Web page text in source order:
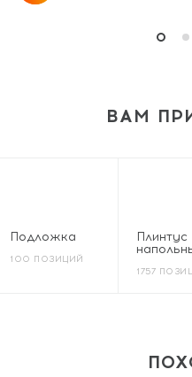
ВАМ
Подложка
100 ПОЗИЦИЙ
Плинтус
1757